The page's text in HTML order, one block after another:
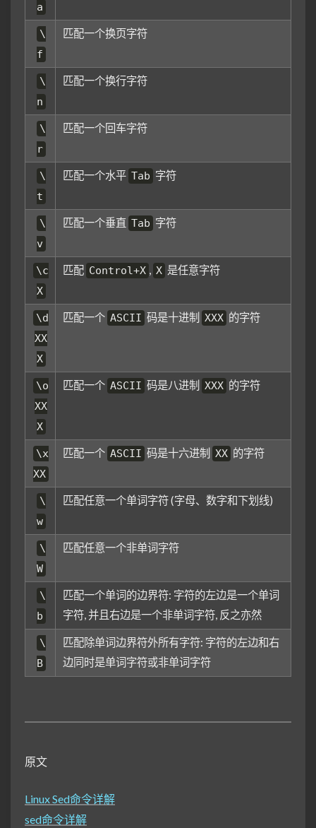
a
\
f
匹配一个换页字符
\
n
匹配一个换行字符
\
r
匹配一个回车字符
\
t
匹配一个水平 Tab 字符
\
v
匹配一个垂直 Tab 字符
\c
X
匹配 Control+X , X 是任意字符
\d
XX
X
匹配一个 ASCII 码是十进制 XXX 的字符
\o
XX
X
匹配一个 ASCII 码是八进制 XXX 的字符
\x
XX
匹配一个 ASCII 码是十六进制 XX 的字符
\
w
匹配任意一个单词字符 (字母、数字和下划线)
\
W
匹配任意一个非单词字符
\
b
匹配一个单词的边界符: 字符的左边是一个单词
字符, 并且右边是一个非单词字符, 反之亦然
\
B
匹配除单词边界符外所有字符: 字符的左边和右
边同时是单词字符或非单词字符
原文
Linux Sed命令详解
sed命令详解